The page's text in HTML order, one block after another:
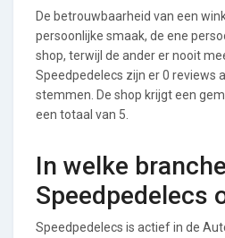
De betrouwbaarheid van een
persoonlijke smaak, de ene
shop, terwijl de ander er nooit
Speedpedelecs zijn er 0 reviews
stemmen. De shop krijgt een
een totaal van 5.
In welke
Speedpedelecs
Speedpedelecs is actief in de